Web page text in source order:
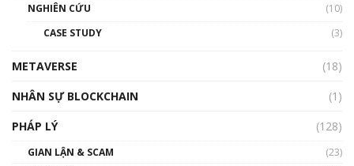
01:32:59
gió ấm
NGHIÊN CỨU
(10)
CASE STUDY
(3)
METAVERSE
(18)
NHÂN SỰ BLOCKCHAIN
(1)
PHÁP LÝ
(128)
GIAN LẬN & SCAM
(23)